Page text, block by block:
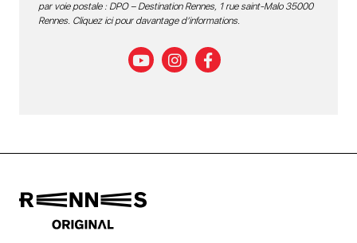
par voie postale : DPO – Destination Rennes, 1 rue saint-Malo 35000
Rennes. Cliquez ici pour davantage d’informations.